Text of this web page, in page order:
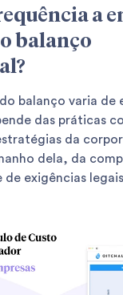
a
balanço
balanço varia de
das práticas
da
dela, da
de exigências